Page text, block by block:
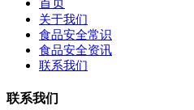
关于我们
食品安全常识
食品安全资讯
联系我们
联系我们